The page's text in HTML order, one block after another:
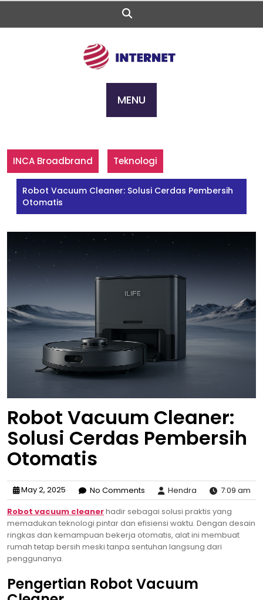
Skip
content
MENU
INCA Broadbrand Teknologi
Robot Vacuum Cleaner: Solusi Cerdas Pembersih
Otomatis
Robot Vacuum Cleaner:
Solusi Cerdas Pembersih
Otomatis
May 2, 2025 No Comments Hendra
7:09 am
Robot vacuum cleanerhadir sebagai solusi praktis yang
memadukan teknologi pintar dan efisiensi waktu. Dengan desain
ringkas dan kemampuan bekerja otomatis, alat ini membuat
rumah tetap bersih meski tanpa sentuhan langsung dari
penggunanya.
Pengertian Robot Vacuum